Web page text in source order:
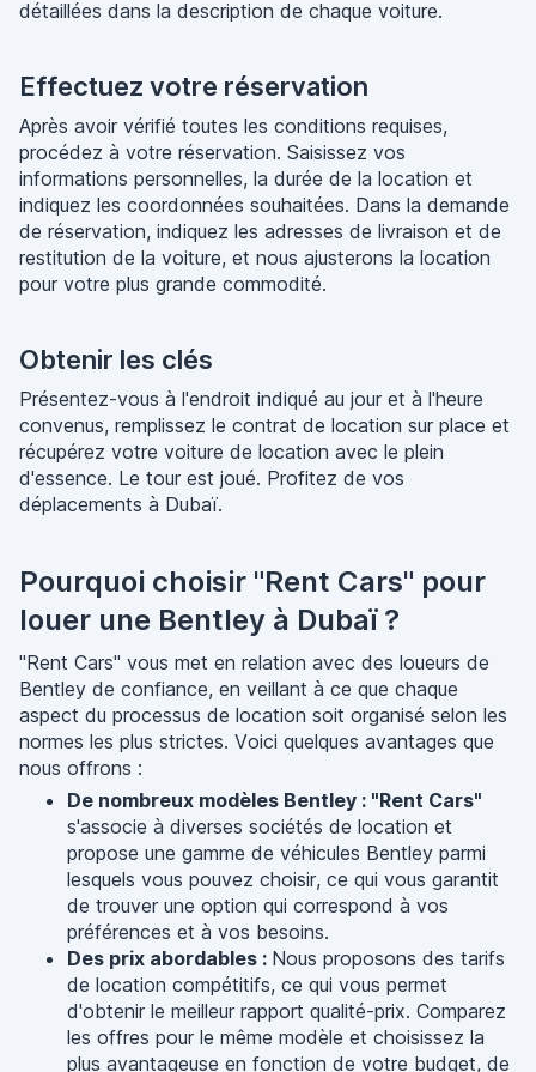
détaillées dans la description de chaque voiture.
Effectuez votre réservation
Après avoir vérifié toutes les conditions requises,
procédez à votre réservation. Saisissez vos
informations personnelles, la durée de la location et
indiquez les coordonnées souhaitées. Dans la demande
de réservation, indiquez les adresses de livraison et de
restitution de la voiture, et nous ajusterons la location
pour votre plus grande commodité.
Obtenir les clés
Présentez-vous à l'endroit indiqué au jour et à l'heure
convenus, remplissez le contrat de location sur place et
récupérez votre voiture de location avec le plein
d'essence. Le tour est joué. Profitez de vos
déplacements à Dubaï.
Pourquoi choisir "Rent Cars" pour
louer une Bentley à Dubaï ?
"Rent Cars" vous met en relation avec des loueurs de
Bentley de confiance, en veillant à ce que chaque
aspect du processus de location soit organisé selon les
normes les plus strictes. Voici quelques avantages que
nous offrons :
De nombreux modèles Bentley : "Rent Cars"
s'associe à diverses sociétés de location et
propose une gamme de véhicules Bentley parmi
lesquels vous pouvez choisir, ce qui vous garantit
de trouver une option qui correspond à vos
préférences et à vos besoins.
Des prix abordables : Nous proposons des tarifs
de location compétitifs, ce qui vous permet
d'obtenir le meilleur rapport qualité-prix. Comparez
les offres pour le même modèle et choisissez la
plus avantageuse en fonction de votre budget, de